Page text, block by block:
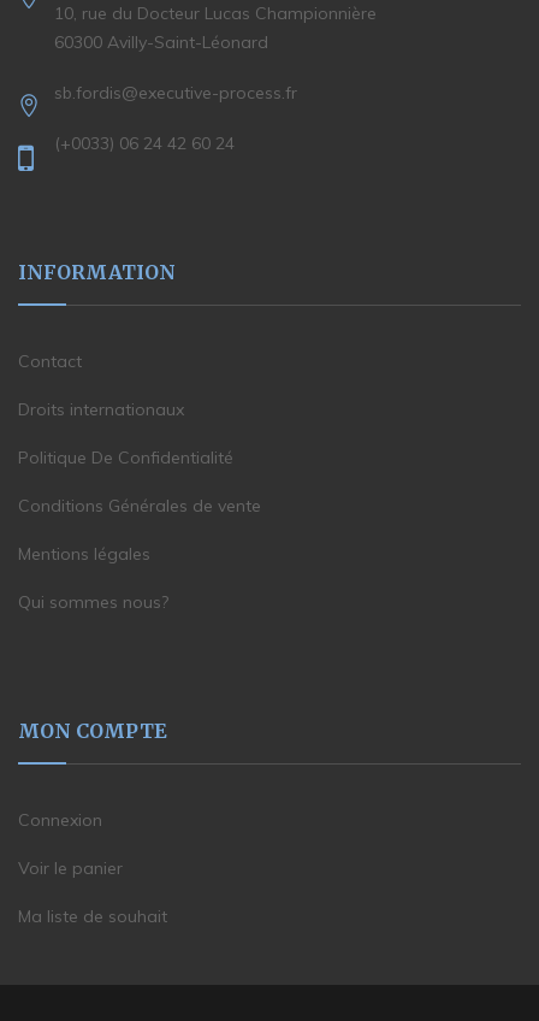
10, rue du Docteur Lucas Championnière
60300 Avilly-Saint-Léonard
sb.fordis@executive-process.fr
(+0033) 06 24 42 60 24
INFORMATION
Contact
Droits internationaux
Politique De Confidentialité
Conditions Générales de vente
Mentions légales
Qui sommes nous?
MON COMPTE
Connexion
Voir le panier
Ma liste de souhait